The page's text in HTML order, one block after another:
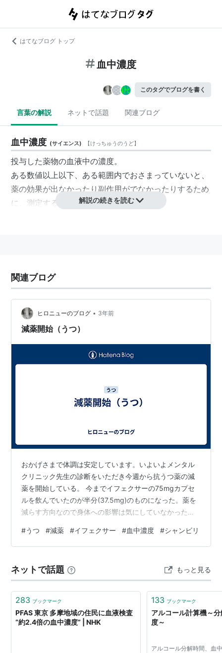
はてなブログ トップ
血中濃度
このタグでブログを書く
言葉の解説 ネットで話題 関連ブログ
血中濃度 (サイエンス) 【けっちゅうのうど】
投与した薬物の血液中の濃度。
ある数値以上以下、ある範囲内でおさまっていないと、
薬の効果が出なかったり副作用がでなかったりするため
に、測定する必要がある。解説の続きを読む
関連ブログ
ヒロニューのブログ • 3年前
減薬開始（うつ）
おかげさまで体調は安定しています。いよいよメンタル
クリニック先生の診断をいただき今週から抗うつ薬の減
薬を開始している。 今までイフェクサーの75mgカプセ
ルを飲んでいたのが半分(37.5mg)のものになった。薬を
減らす方向なので身体への影響は気にしていなかった
シャンビリ感（頭の中がシャリシャリする感じ。ネット
で調べるとこの言葉が出てきた。多くの人が体験してい
よく見る。正直、抗うつ薬の効果はよく分からなかった
が、ここに来て薬が脳に何か影響を与えている感じが分
かる。我ながら興味深い。セロトニンとノル…
#うつ #減薬 #イフェクサー #血中濃度 #シャンビリ
ネットで話題 もっと見る
283 ブックマーク
PFAS 東京 多摩地域の住民に血液検査
“約2.4倍の血中濃度” | NHK
133 ブックマーク
アルコール計算機～
度～
アルコール分解時間、血